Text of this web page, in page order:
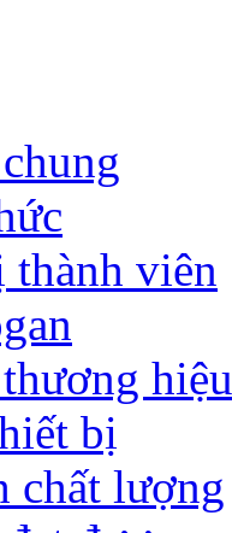
thành viên
hiệu
bị
chất lượng